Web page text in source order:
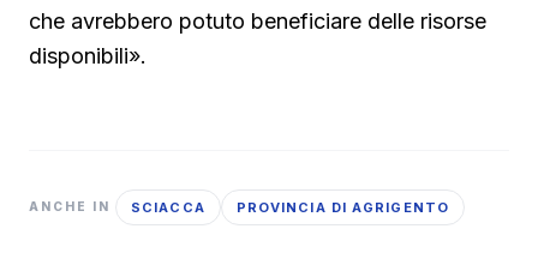
che avrebbero potuto beneficiare delle risorse
disponibili».
ANCHE IN SCIACCA PROVINCIA DI AGRIGENTO